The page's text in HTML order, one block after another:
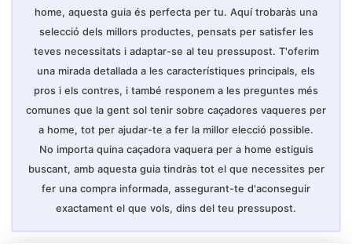
home, aquesta guia és perfecta per tu. Aquí trobaràs una
selecció dels millors productes, pensats per satisfer les
teves necessitats i adaptar-se al teu pressupost. T'oferim
una mirada detallada a les característiques principals, els
pros i els contres, i també responem a les preguntes més
comunes que la gent sol tenir sobre caçadores vaqueres per
a home, tot per ajudar-te a fer la millor elecció possible.
No importa quina caçadora vaquera per a home estiguis
buscant, amb aquesta guia tindràs tot el que necessites per
fer una compra informada, assegurant-te d'aconseguir
exactament el que vols, dins del teu pressupost.